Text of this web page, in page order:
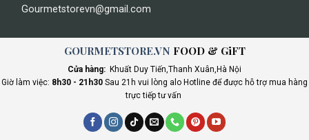
Gourmetstorevn@gmail.com
GOURMETSTORE.VN FOOD & GiFT
Cửa hàng: Khuất Duy Tiến,Thanh Xuân,Hà Nội
Giờ làm việc: 8h30 - 21h30 Sau 21h vui lòng alo Hotline để được hỗ trợ mua hàng
trực tiếp tư vấn